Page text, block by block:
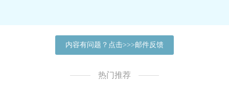
内容有问题？点击>>>邮件反馈
热门推荐